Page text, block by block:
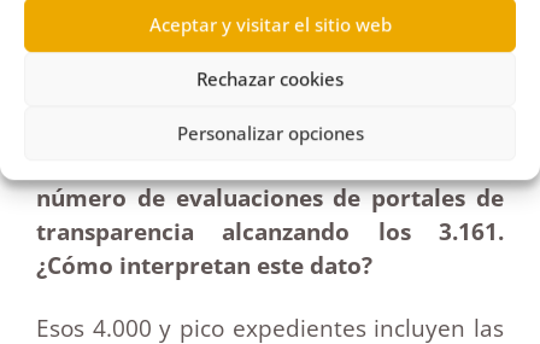
Aceptar y visitar el sitio web
Rechazar cookies
Personalizar opciones
promoción, exámenes, etc.
El pasado año se duplicó el número de
expedientes administrativos hasta llegar
número de evaluaciones de portales de
transparencia alcanzando los 3.161.
¿Cómo interpretan este dato?
Esos 4.000 y pico expedientes incluyen las